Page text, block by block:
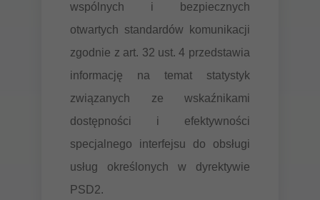
wspólnych i bezpiecznych
otwartych standardów komunikacji
zgodnie z art. 32 ust. 4 przedstawia
informację na temat statystyk
związanych ze wskaźnikami
dostępności i efektywności
specjalnego interfejsu do obsługi
usług określonych w dyrektywie
PSD2.